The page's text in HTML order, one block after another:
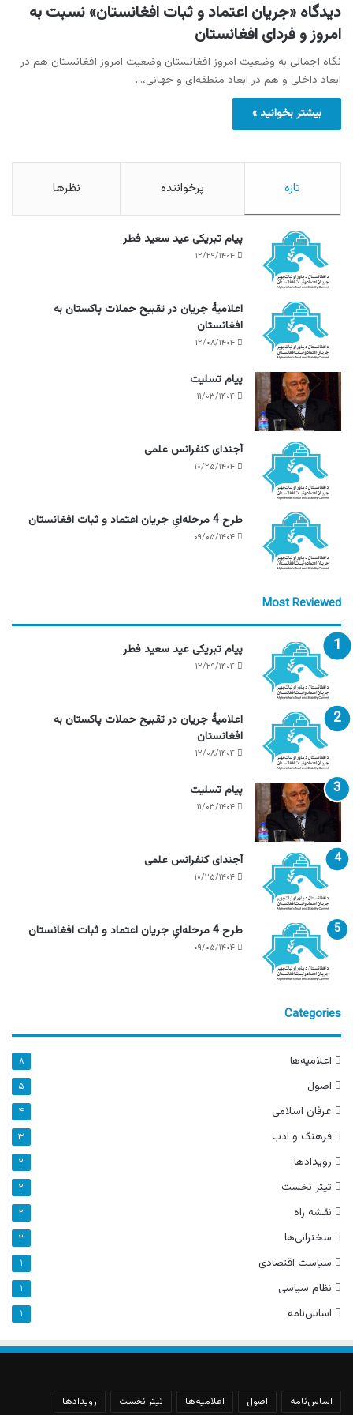
دیدگاه «جریان اعتماد و ثبات افغانستان» نسبت به
امروز و فردای افغانستان
نگاه اجمالی به وضعیت امروز افغانستان وضعیت امروز افغانستان هم در
ابعاد داخلی و هم در ابعاد منطقه‌ای و جهانی،…
بیشتر بخوانید »
تازه پرخواننده نظرها
پیام تبریکی عید سعید فطر
۱۲/۲۹/۱۴۰۴
اعلامیۀ جریان در تقبیح حملات پاکستان به
افغانستان
۱۲/۰۸/۱۴۰۴
پیام تسلیت
۱۱/۰۳/۱۴۰۴
آجندای کنفرانس علمی
۱۰/۲۵/۱۴۰۴
طرح 4 مرحله‌ایِ جریان اعتماد و ثبات افغانستان
۰۹/۰۵/۱۴۰۴
Most Reviewed
پیام تبریکی عید سعید فطر
۱۲/۲۹/۱۴۰۴
اعلامیۀ جریان در تقبیح حملات پاکستان به
افغانستان
۱۲/۰۸/۱۴۰۴
پیام تسلیت
۱۱/۰۳/۱۴۰۴
آجندای کنفرانس علمی
۱۰/۲۵/۱۴۰۴
طرح 4 مرحله‌ایِ جریان اعتماد و ثبات افغانستان
۰۹/۰۵/۱۴۰۴
Categories
اعلامیه‌ها ۸
اصول ۵
عرفان اسلامی ۴
فرهنگ و ادب ۳
رویدادها ۲
تیتر نخست ۲
نقشه راه ۲
سخنرانی‌ها ۲
سیاست اقتصادی ۱
نظام سیاسی ۱
اساس‌نامه ۱
اساس‌نامه اصول اعلامیه‌ها تیتر نخست رویدادها